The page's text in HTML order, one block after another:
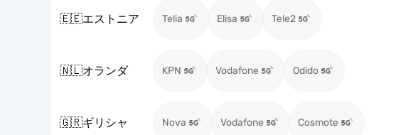
🇪🇪エストニア Telia Elisa Tele2
🇳🇱オランダ KPN Vodafone Odido
🇬🇷ギリシャ Nova Vodafone Cosmote